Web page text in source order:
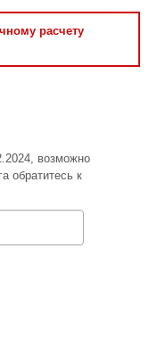
расчету
возможно
обратитесь к